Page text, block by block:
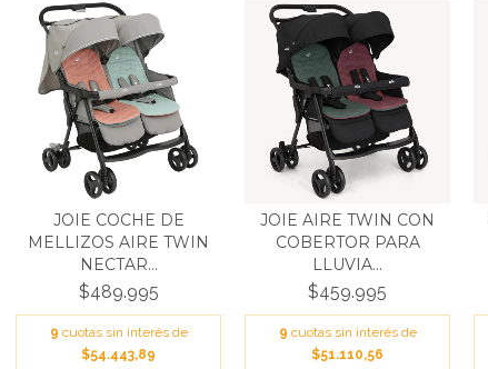
JOIE COCHE DE
MELLIZOS AIRE TWIN
NECTAR...
$489.995
9 cuotas sin interés de
$54.443,89
JOIE AIRE TWIN CON
COBERTOR PARA
LLUVIA...
$459.995
9 cuotas sin interés de
$51.110,56